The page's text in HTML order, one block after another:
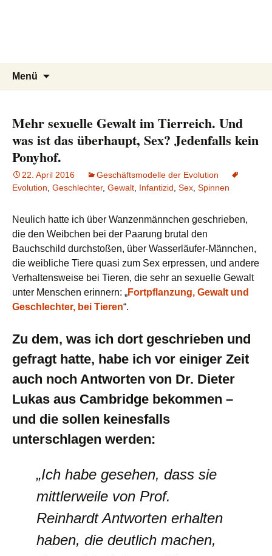
Menü
Mehr sexuelle Gewalt im Tierreich. Und
was ist das überhaupt, Sex? Jedenfalls kein
Ponyhof.
22. April 2016
Geschäftsmodelle der Evolution
Evolution Geschlechter, Gewalt Infantizid Sex Spinnen
Neulich hatte ich über Wanzenmännchen geschrieben,
die den Weibchen bei der Paarung brutal den
Bauchschild durchstoßen, über Wasserläufer-Männchen,
die weibliche Tiere quasi zum Sex erpressen, und andere
Verhaltensweise bei Tieren, die sehr an sexuelle Gewalt
unter Menschen erinnern: „Fortpflanzung, Gewalt und
Geschlechter, bei Tieren“.
Zu dem, was ich dort geschrieben und
gefragt hatte, habe ich vor einiger Zeit
auch noch Antworten von Dr. Dieter
Lukas aus Cambridge bekommen –
und die sollen keinesfalls
unterschlagen werden:
„Ich habe gesehen, dass sie
mittlerweile von Prof.
Reinhardt Antworten erhalten
haben, die deutlich machen,